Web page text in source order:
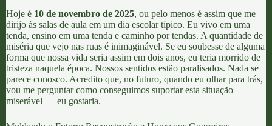
Hoje é 10 de novembro de 2025, ou pelo menos é assim que me
dirijo às salas de aula em um dia escolar típico. Eu vivo em uma
tenda, ensino em uma tenda e caminho por tendas. A quantidade de
miséria que vejo nas ruas é inimaginável. Se eu soubesse de alguma
forma que nossa vida seria assim em dois anos, eu teria morrido de
tristeza naquela época. Nossos sentidos estão paralisados. Nada se
parece conosco. Acredito que, no futuro, quando eu olhar para trás,
vou me perguntar como conseguimos suportar esta situação
miserável — eu gostaria.